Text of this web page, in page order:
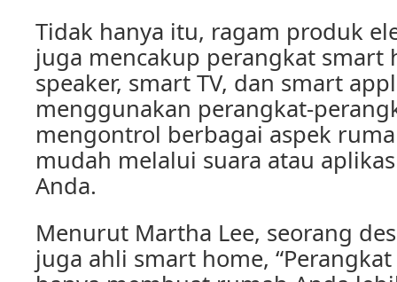
Tidak hanya itu, ragam produk
juga mencakup perangkat smart
speaker, smart TV, dan smart
menggunakan perangkat-
mengontrol berbagai aspek
mudah melalui suara atau
Anda.
Menurut Martha Lee, seorang
juga ahli smart home,